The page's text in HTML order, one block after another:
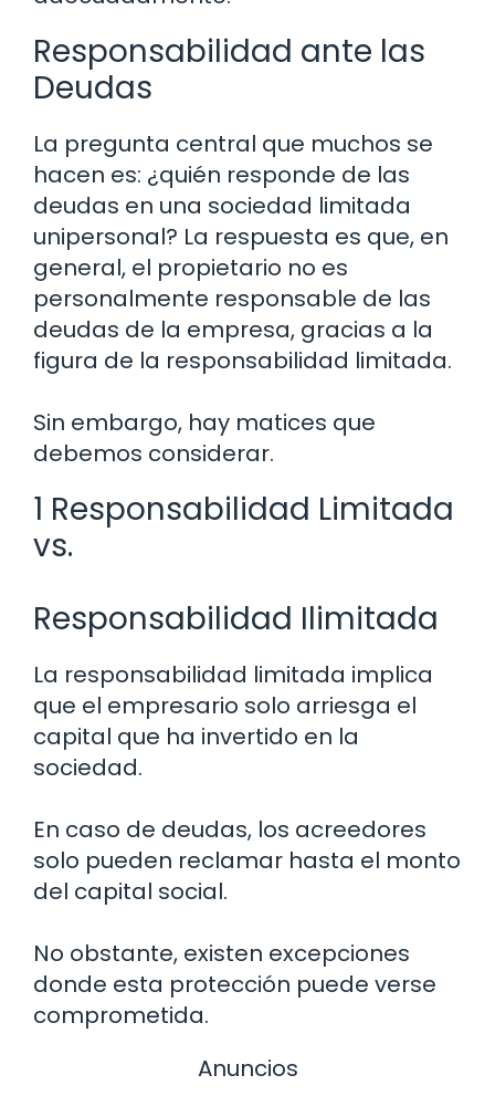
Responsabilidad ante las
Deudas
La pregunta central que muchos se
hacen es: ¿quién responde de las
deudas en una sociedad limitada
unipersonal? La respuesta es que, en
general, el propietario no es
personalmente responsable de las
deudas de la empresa, gracias a la
figura de la responsabilidad limitada.
Sin embargo, hay matices que
debemos considerar.
1 Responsabilidad Limitada
vs.
Responsabilidad Ilimitada
La responsabilidad limitada implica
que el empresario solo arriesga el
capital que ha invertido en la
sociedad.
En caso de deudas, los acreedores
solo pueden reclamar hasta el monto
del capital social.
No obstante, existen excepciones
donde esta protección puede verse
comprometida.
Anuncios